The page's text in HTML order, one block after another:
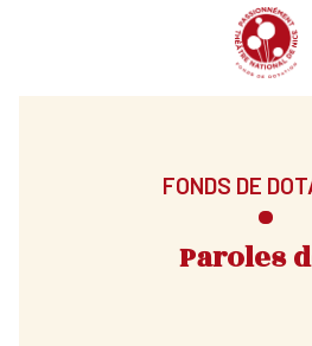
FONDS DE
Paroles